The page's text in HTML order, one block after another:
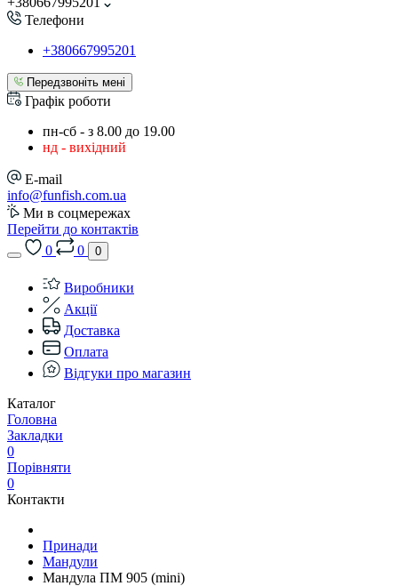
Телефони
+380667995201
Передзвоніть мені
Графік роботи
пн-сб - з 8.00 до 19.00
нд - вихідний
E-mail
info@funfish.com.ua
Ми в соцмережах
Перейти до контактів
0
0 0
Виробники
Акції
Доставка
Оплата
Відгуки про магазин
Каталог
Головна
Закладки
0
Порівняти
0
Контакти
Принади
Мандули
Мандула ПМ 905 (mini)